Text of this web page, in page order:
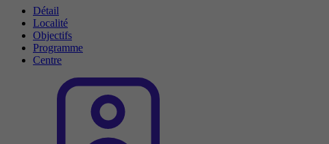
Détail
Localité
Objectifs
Programme
Centre